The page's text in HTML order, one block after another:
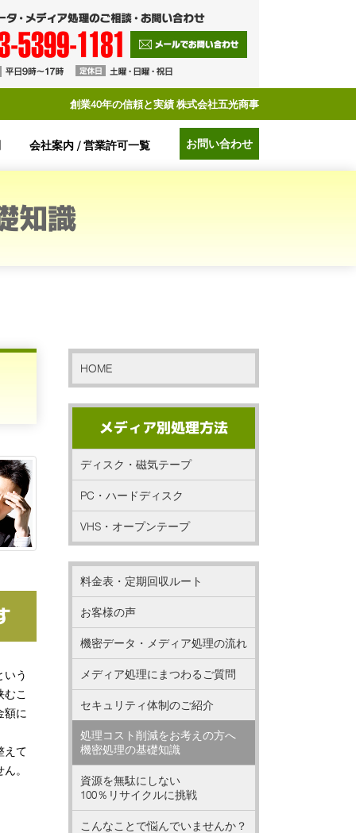
創業40年の信頼と実績 株式会社五光商事
会社案内 / 営業許可一覧 お問い合わせ
知識
いう
こ
額に
えて
。
HOME
メディア別処理方法
ディスク・磁気テープ
PC・ハードディスク
VHS・オープンテープ
料金表・定期回収ルート
お客様の声
機密データ・メディア処理の流れ
メディア処理にまつわるご質問
セキュリティ体制のご紹介
処理コスト削減をお考えの方へ
機密処理の基礎知識
資源を無駄にしない
100％リサイクルに挑戦
こんなことで悩んでいませんか？